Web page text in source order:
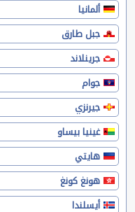
ألمانيا
جبل طارق
جرينلاند
جوام
جيرنزي
غينيا بيساو
هايتي
هونغ كونغ
أيسلندا